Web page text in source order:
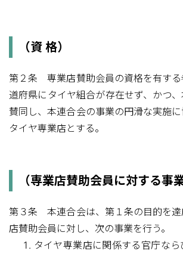
（資 格）
第２条 専業店賛助会員の資格を有する
道府県にタイヤ組合が存在せず、かつ
賛同し、本連合会の事業の円滑な実施
タイヤ専業店とする。
（専業店賛助会員に対する事業
第３条 本連合会は、第１条の目的を達
店賛助会員に対し、次の事業を行う。
タイヤ専業店に関係する官庁な